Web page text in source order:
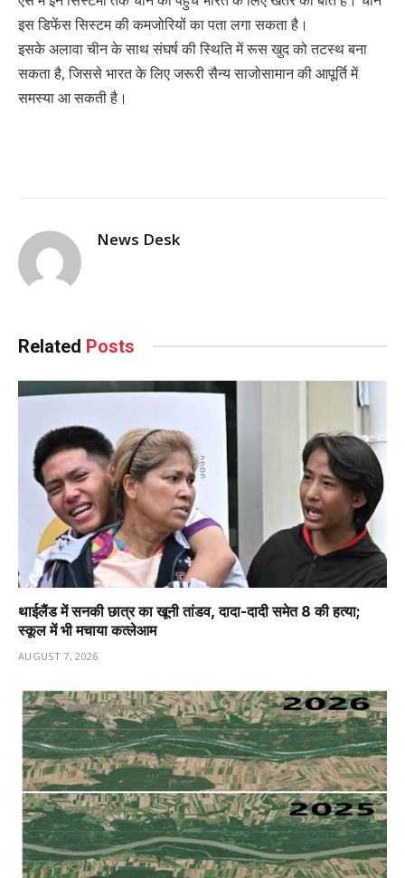
इस डिफेंस सिस्टम की कमजोरियों का पता लगा सकता है।
इसके अलावा चीन के साथ संघर्ष की स्थिति में रूस खुद को तटस्थ बना
सकता है, जिससे भारत के लिए जरूरी सैन्य साजोसामान की आपूर्ति में
समस्या आ सकती है।
News Desk
Related Posts
थाईलैंड में सनकी छात्र का खूनी तांडव, दादा-दादी समेत 8 की हत्या;
स्कूल में भी मचाया कत्लेआम
AUGUST 7, 2026